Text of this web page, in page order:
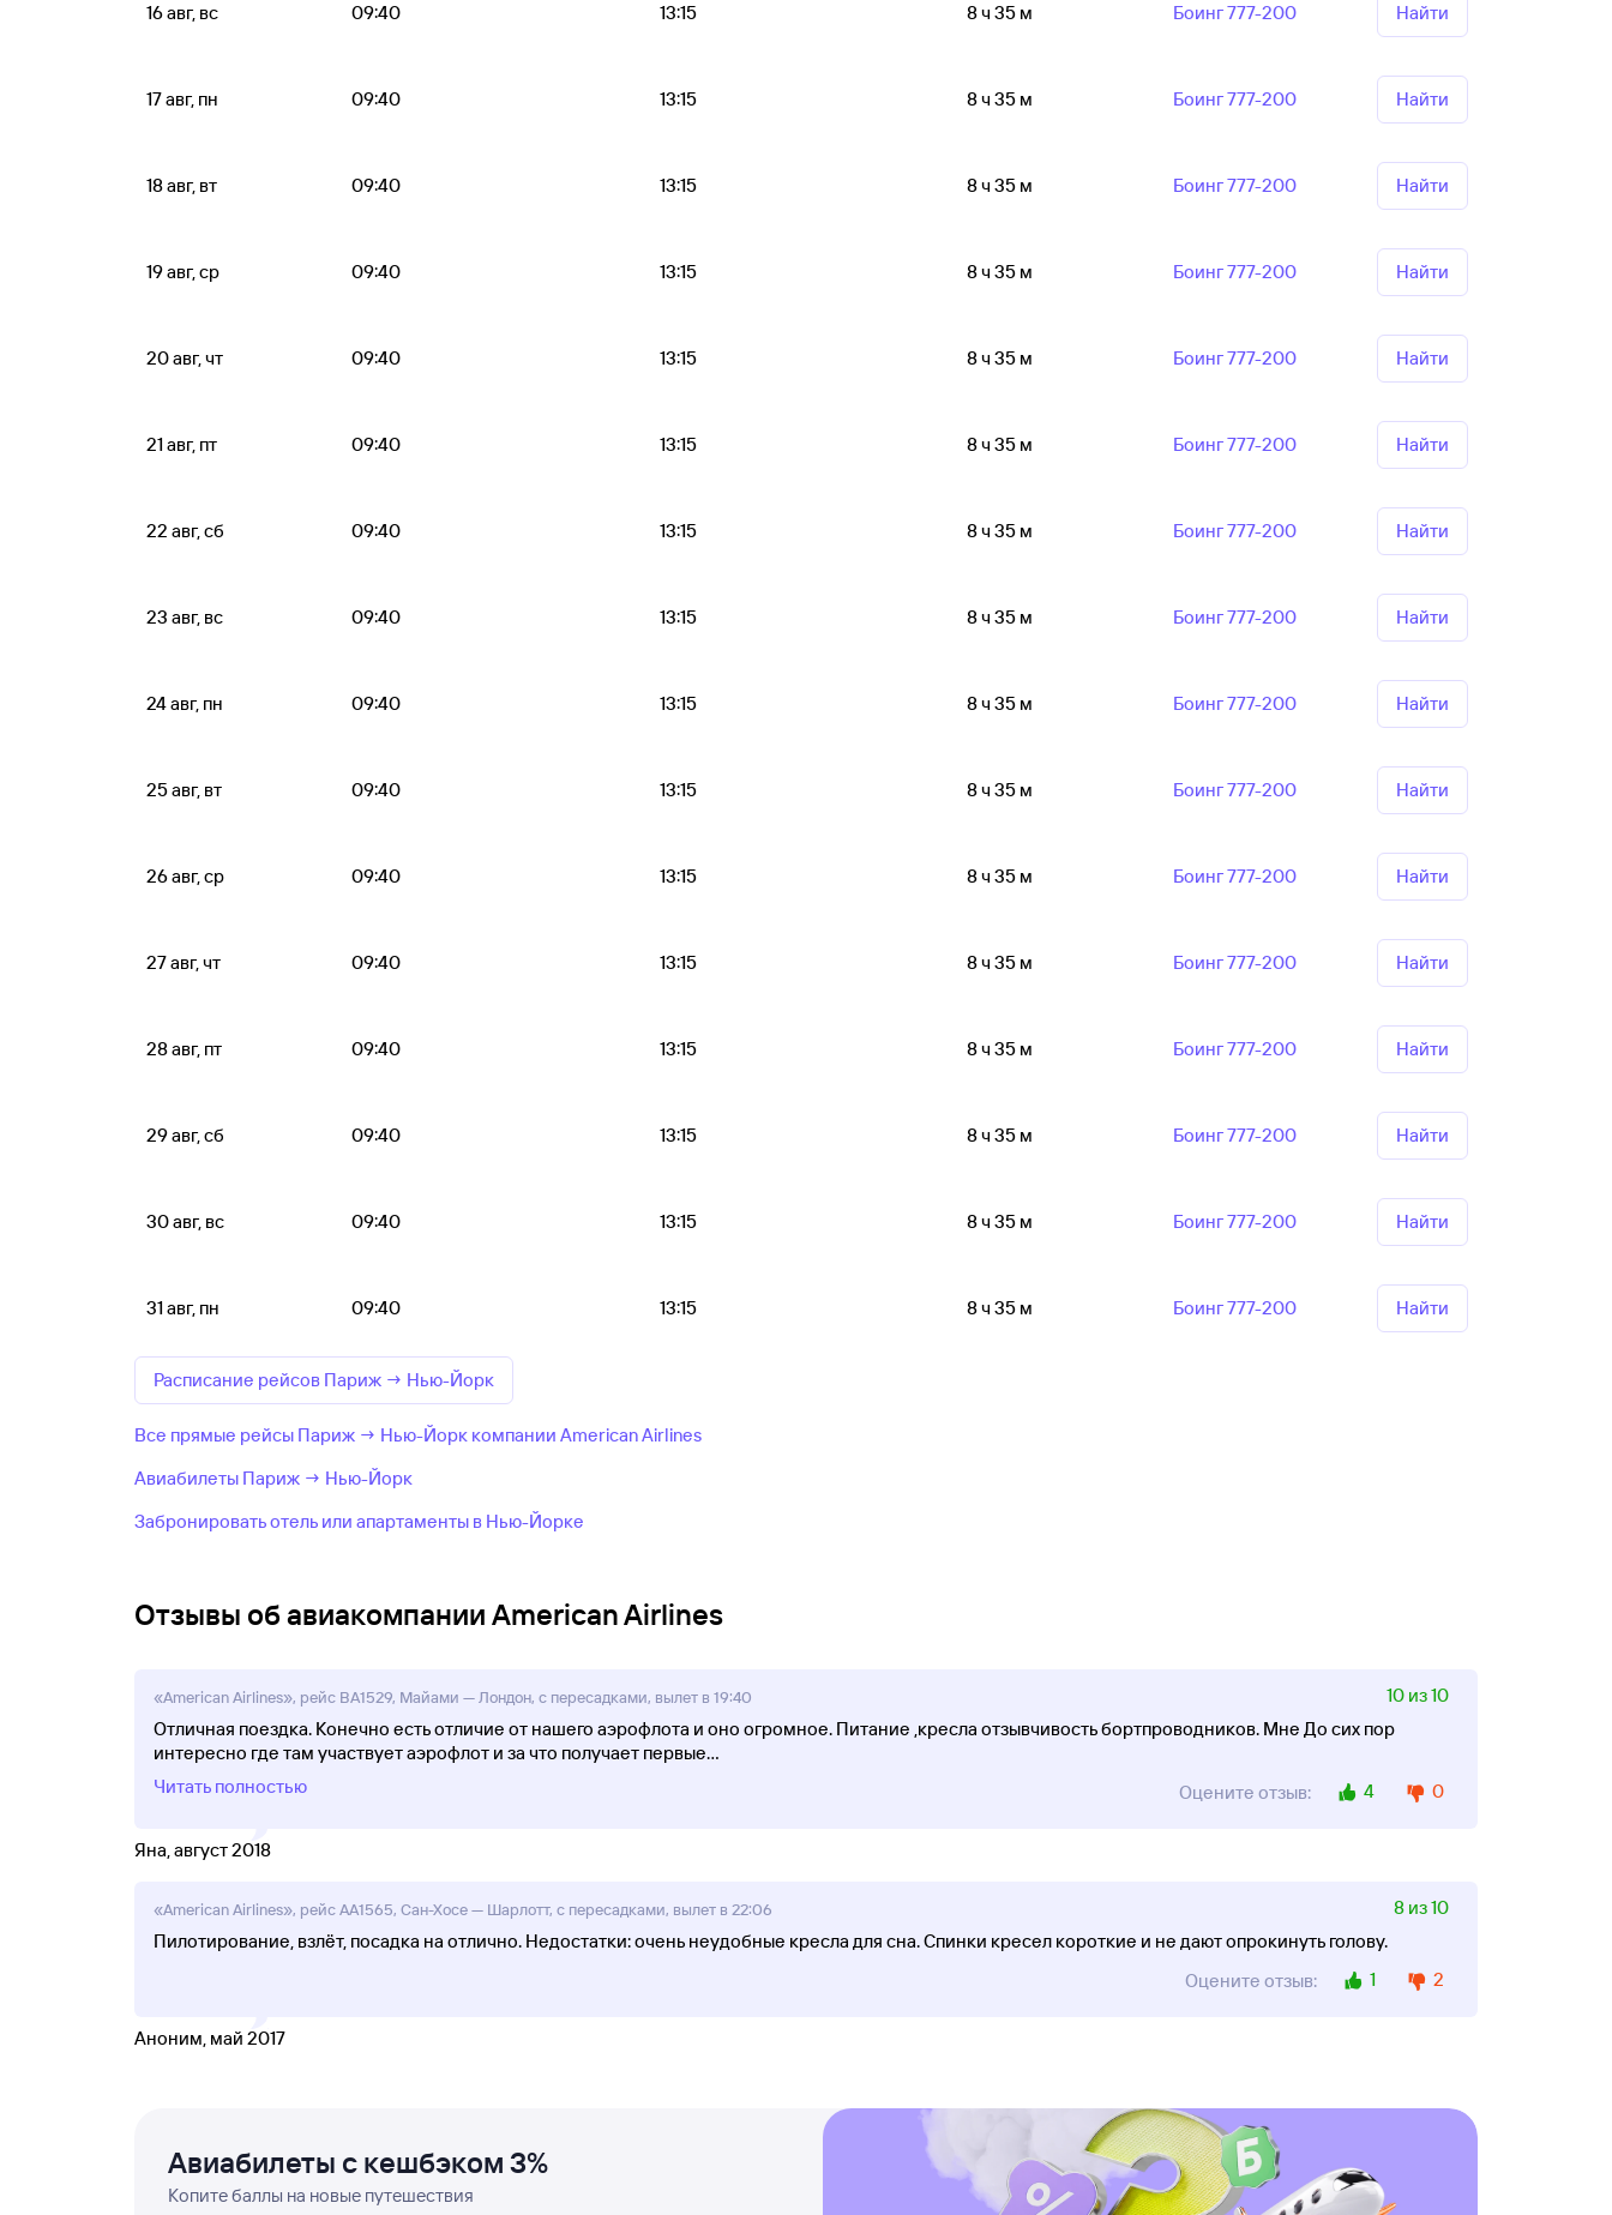
16 авг, вс 09:40 13:15 8 ч 35 м Боинг 777-200 Найти
17 авг, пн 09:40 13:15 8 ч 35 м Боинг 777-200 Найти
18 авг, вт 09:40 13:15 8 ч 35 м Боинг 777-200 Найти
19 авг, ср 09:40 13:15 8 ч 35 м Боинг 777-200 Найти
20 авг, чт 09:40 13:15 8 ч 35 м Боинг 777-200 Найти
21 авг, пт 09:40 13:15 8 ч 35 м Боинг 777-200 Найти
22 авг, сб 09:40 13:15 8 ч 35 м Боинг 777-200 Найти
23 авг, вс 09:40 13:15 8 ч 35 м Боинг 777-200 Найти
24 авг, пн 09:40 13:15 8 ч 35 м Боинг 777-200 Найти
25 авг, вт 09:40 13:15 8 ч 35 м Боинг 777-200 Найти
26 авг, ср 09:40 13:15 8 ч 35 м Боинг 777-200 Найти
27 авг, чт 09:40 13:15 8 ч 35 м Боинг 777-200 Найти
28 авг, пт 09:40 13:15 8 ч 35 м Боинг 777-200 Найти
29 авг, сб 09:40 13:15 8 ч 35 м Боинг 777-200 Найти
30 авг, вс 09:40 13:15 8 ч 35 м Боинг 777-200 Найти
31 авг, пн 09:40 13:15 8 ч 35 м Боинг 777-200 Найти
Расписание рейсов Париж → Нью-Йорк
Все прямые рейсы Париж → Нью-Йорк компании American Airlines
Авиабилеты Париж → Нью-Йорк
Забронировать отель или апартаменты в Нью-Йорке
Отзывы об авиакомпании American Airlines
«American Airlines», рейс BA1529, Майами — Лондон, с пересадками, вылет в 19:40
10 из 10
Отличная поездка. Конечно есть отличие от нашего аэрофлота и оно огромное. Питание ,кресла отзывчивость бортпроводников. Мне До сих пор
интересно где там участвует аэрофлот и за что получает первые...
Читать полностью
Оцените отзыв: 4 0
Яна, август 2018
«American Airlines», рейс AA1565, Сан-Хосе — Шарлотт, с пересадками, вылет в 22:06
8 из 10
Пилотирование, взлёт, посадка на отлично. Недостатки: очень неудобные кресла для сна. Спинки кресел короткие и не дают опрокинуть голову.
Оцените отзыв:
1 2
Аноним, май 2017
Авиабилеты с кешбэком 3%
Копите баллы на новые путешествия